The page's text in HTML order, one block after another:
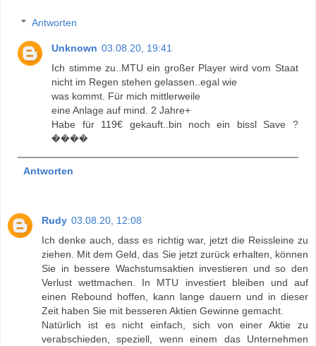
Antworten
Unknown 03.08.20, 19:41
Ich stimme zu..MTU ein großer Player wird vom Staat
nicht im Regen stehen gelassen..egal wie
was kommt. Für mich mittlerweile
eine Anlage auf mind. 2 Jahre+
Habe für 119€ gekauft..bin noch ein bissl Save ?
����
Antworten
Rudy 03.08.20, 12:08
Ich denke auch, dass es richtig war, jetzt die Reissleine zu
ziehen. Mit dem Geld, das Sie jetzt zurück erhalten, können
Sie in bessere Wachstumsaktien investieren und so den
Verlust wettmachen. In MTU investiert bleiben und auf
einen Rebound hoffen, kann lange dauern und in dieser
Zeit haben Sie mit besseren Aktien Gewinne gemacht.
Natürlich ist es nicht einfach, sich von einer Aktie zu
verabschieden, speziell, wenn einem das Unternehmen